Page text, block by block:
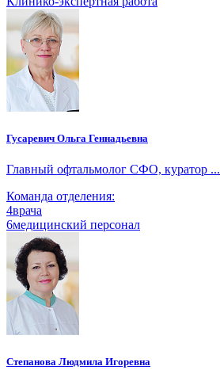
Гусаревич Ольга Геннадьевна
Главный офтальмолог СФО, куратор ...
Команда отделения:
4врача
6медицинский персонал
Степанова Людмила Игоревна